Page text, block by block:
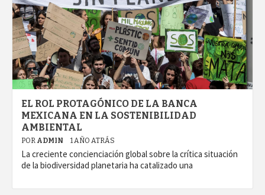
EL ROL PROTAGÓNICO DE LA BANCA
MEXICANA EN LA SOSTENIBILIDAD
AMBIENTAL
POR ADMIN 1 AÑO ATRÁS
La creciente concienciación global sobre la crítica situación
de la biodiversidad planetaria ha catalizado una